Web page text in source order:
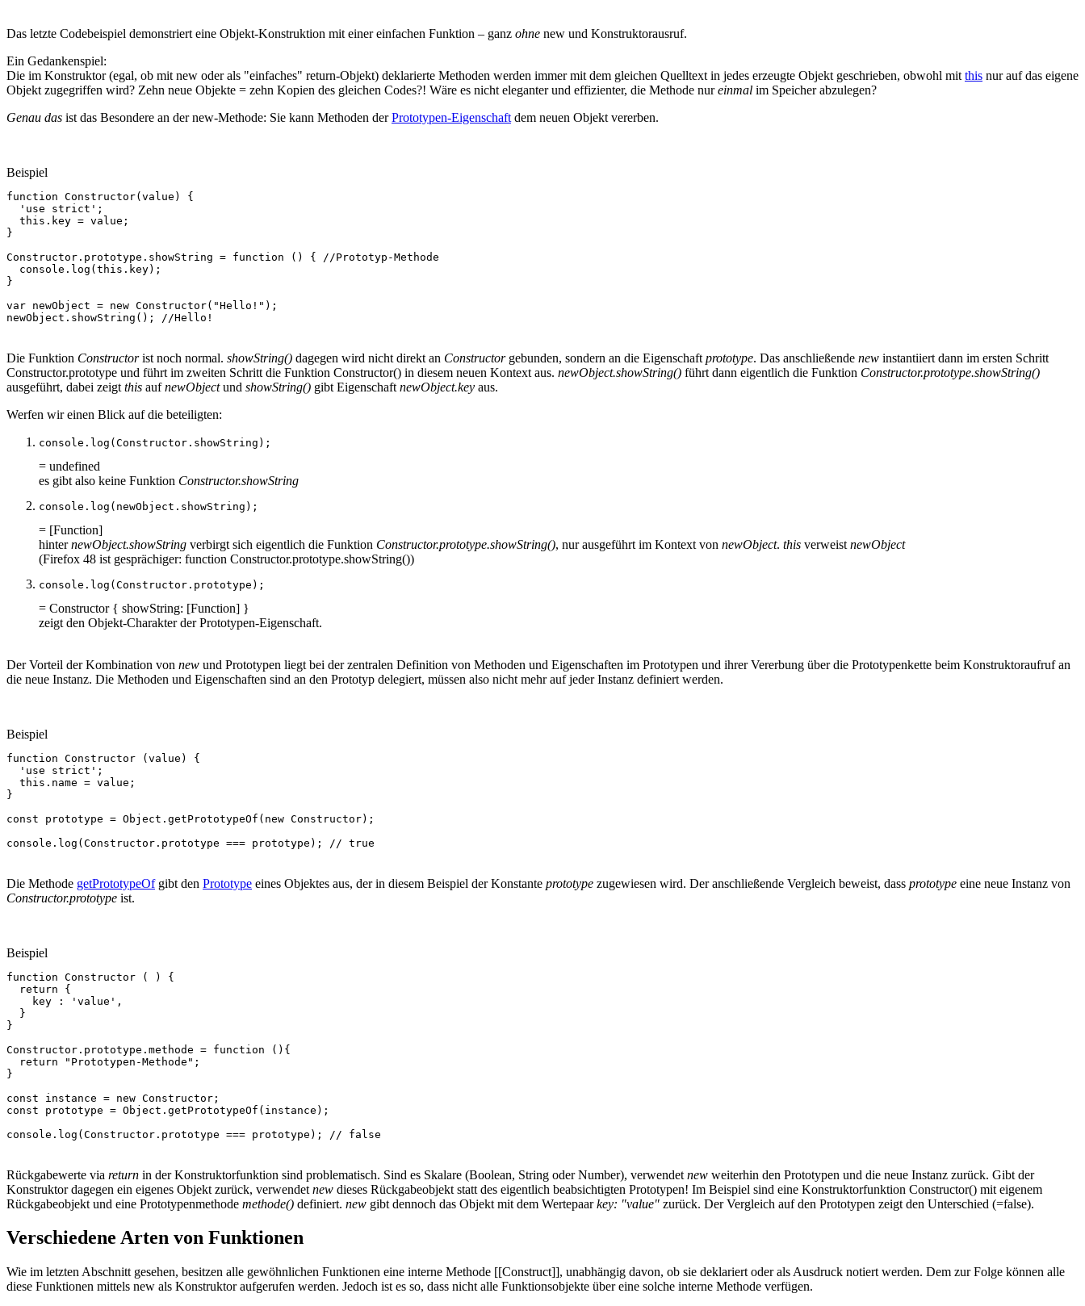
Das letzte Codebeispiel demonstriert eine Objekt-Konstruktion mit einer einfachen Funktion – ganz ohne new und Konstruktorausruf.
Ein Gedankenspiel:
Die im Konstruktor (egal, ob mit new oder als "einfaches" return-Objekt) deklarierte Methoden werden immer mit dem gleichen Quelltext in jedes erzeugte Objekt geschrieben, obwohl mit this nur auf das eigene
Objekt zugegriffen wird? Zehn neue Objekte = zehn Kopien des gleichen Codes?! Wäre es nicht eleganter und effizienter, die Methode nureinmal im Speicher abzulegen?
Genau das ist das Besondere an der new-Methode: Sie kann Methoden derPrototypen-Eigenschaft dem neuen Objekt vererben.
Beispiel
function Constructor(value )
{
'use strict' ;
this . key = value ;
}
Constructor . prototype . showString = function () {
//Prototyp-Methode
console . log (this . key);
}
var newObject = new Constructor( "Hello!" );
newObject . showString (); //Hello!
Die Funktion Constructorist noch normal. showString() dagegen wird nicht direkt an Constructorgebunden, sondern an die Eigenschaft prototype. Das anschließende new instantiiert dann im ersten Schritt
Constructor.prototype und führt im zweiten Schritt die Funktion Constructor() in diesem neuen Kontext aus. newObject.showString() führt dann eigentlich die Funktion Constructor.prototype.showString()
ausgeführt, dabei zeigt this aufnewObjectund showString() gibt Eigenschaft newObject.key aus.
Werfen wir einen Blick auf die beteiligten:
console . log (Constructor . showString );
= undefined
es gibt also keine Funktion Constructor.showString
console . log ( newObject . showString );
= [Function]
hinternewObject.showString verbirgt sich eigentlich die Funktion Constructor.prototype.showString(), nur ausgeführt im Kontext von newObject. this verweist newObject
(Firefox 48 ist gesprächiger: function Constructor.prototype.showString())
console . log (Constructor . prototype );
= Constructor { showString: [Function] }
zeigt den Objekt-Charakter der Prototypen-Eigenschaft.
Der Vorteil der Kombination von new und Prototypen liegt bei der zentralen Definition von Methoden und Eigenschaften im Prototypen und ihrer Vererbung über die Prototypenkette beim Konstruktoraufruf an
die neue Instanz. Die Methoden und Eigenschaften sind an den Prototyp delegiert, müssen also nicht mehr auf jeder Instanz definiert werden.
Beispiel
function Constructor (value )
{
'use strict' ;
this . name = value ;
}
const
prototype = Object . getPrototypeOf ( new Constructor);
console . log (Constructor . prototype === prototype ); // true
Die Methode getPrototypeOfgibt den Prototype eines Objektes aus, der in diesem Beispiel der Konstante prototype zugewiesen wird. Der anschließende Vergleich beweist, dass prototype eine neue Instanz von
Constructor.prototype ist.
Beispiel
function Constructor ( )
{
return
{
key
: 'value' ,
}
}
Constructor . prototype . methode = function
(){
return
"Prototypen-Methode" ;
}
const
instance = new Constructor ;
const
prototype = Object . getPrototypeOf ( instance );
console . log (Constructor . prototype === prototype ); // false
Rückgabewerte via return in der Konstruktorfunktion sind problematisch. Sind es Skalare (Boolean, String oder Number), verwendet new weiterhin den Prototypen und die neue Instanz zurück. Gibt der
Konstruktor dagegen ein eigenes Objekt zurück, verwendet new dieses Rückgabeobjekt statt des eigentlich beabsichtigten Prototypen! Im Beispiel sind eine Konstruktorfunktion Constructor() mit eigenem
Rückgabeobjekt und eine Prototypenmethode methode() definiert. new gibt dennoch das Objekt mit dem Wertepaarkey: "value" zurück. Der Vergleich auf den Prototypen zeigt den Unterschied (=false).
Verschiedene Arten von Funktionen
Wie im letzten Abschnitt gesehen, besitzen alle gewöhnlichen Funktionen eine interne Methode [[Construct]], unabhängig davon, ob sie deklariert oder als Ausdruck notiert werden. Dem zur Folge können alle
diese Funktionen mittels new als Konstruktor aufgerufen werden. Jedoch ist es so, dass nicht alle Funktionsobjekte über eine solche interne Methode verfügen.